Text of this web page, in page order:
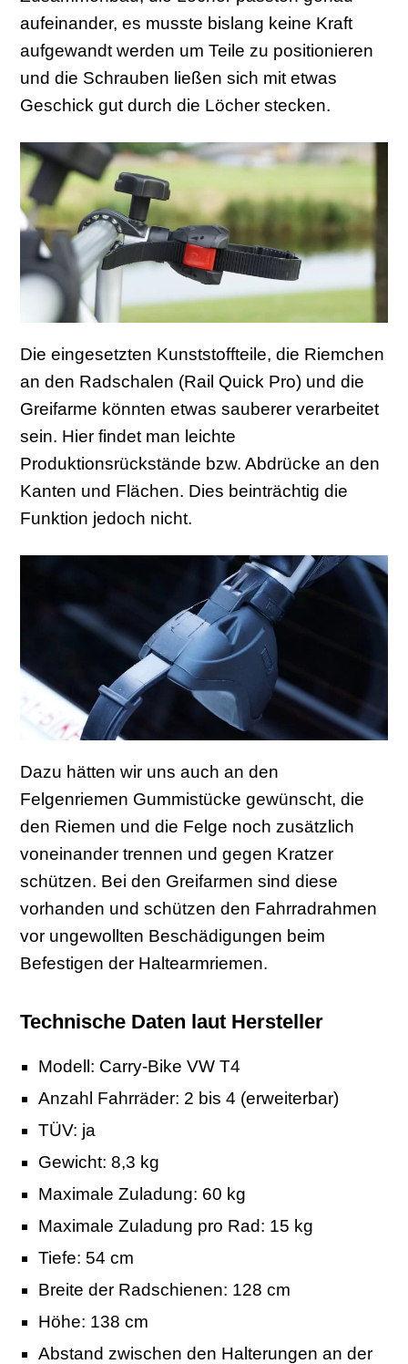
aufeinander, es musste bislang keine Kraft
aufgewandt werden um Teile zu positionieren
und die Schrauben ließen sich mit etwas
Geschick gut durch die Löcher stecken.
Die eingesetzten Kunststoffteile, die Riemchen
an den Radschalen (Rail Quick Pro) und die
Greifarme könnten etwas sauberer verarbeitet
sein. Hier findet man leichte
Produktionsrückstände bzw. Abdrücke an den
Kanten und Flächen. Dies beinträchtig die
Funktion jedoch nicht.
Dazu hätten wir uns auch an den
Felgenriemen Gummistücke gewünscht, die
den Riemen und die Felge noch zusätzlich
voneinander trennen und gegen Kratzer
schützen. Bei den Greifarmen sind diese
vorhanden und schützen den Fahrradrahmen
vor ungewollten Beschädigungen beim
Befestigen der Haltearmriemen.
Technische Daten laut Hersteller
Modell: Carry-Bike VW T4
Anzahl Fahrräder: 2 bis 4 (erweiterbar)
TÜV: ja
Gewicht: 8,3 kg
Maximale Zuladung: 60 kg
Maximale Zuladung pro Rad: 15 kg
Tiefe: 54 cm
Breite der Radschienen: 128 cm
Höhe: 138 cm
Abstand zwischen den Halterungen an der